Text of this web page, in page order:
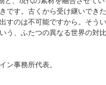
です。古くから受け継いでき
すのは不可能ですから。そう
う、ふたつの異なる世界の対
ン事務所代表。